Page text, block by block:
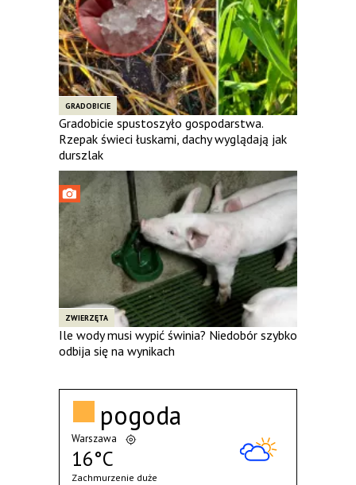
GRADOBICIE
Gradobicie spustoszyło gospodarstwa.
Rzepak świeci łuskami, dachy wyglądają jak
durszlak
ZWIERZĘTA
Ile wody musi wypić świnia? Niedobór szybko
odbija się na wynikach
pogoda
Warszawa
16°C
Zachmurzenie duże